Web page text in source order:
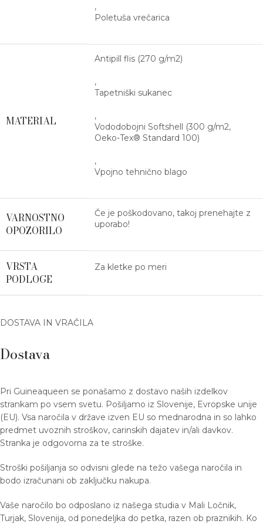
,
Poletuša vrečarica
MATERIAL
Antipill flis (270 g/m2)
,
Tapetniški sukanec
,
Vododobojni Softshell (300 g/m2,
Oeko-Tex® Standard 100)
,
Vpojno tehnično blago
VARNOSTNO
OPOZORILO
Če je poškodovano, takoj prenehajte z
uporabo!
VRSTA
PODLOGE
Za kletke po meri
DOSTAVA IN VRAČILA
Dostava
Pri Guineaqueen se ponašamo z dostavo naših izdelkov
strankam po vsem svetu. Pošiljamo iz Slovenije, Evropske unije
(EU). Vsa naročila v države izven EU so mednarodna in so lahko
predmet uvoznih stroškov, carinskih dajatev in/ali davkov.
Stranka je odgovorna za te stroške.
Stroški pošiljanja so odvisni glede na težo vašega naročila in
bodo izračunani ob zaključku nakupa.
Vaše naročilo bo odposlano iz našega studia v Mali Ločnik,
Turjak, Slovenija, od ponedeljka do petka, razen ob praznikih. Ko